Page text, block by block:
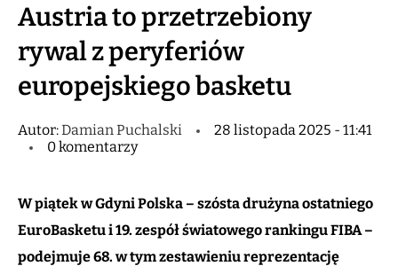
Austria to przetrzebiony
rywal z peryferiów
europejskiego basketu
Autor:Damian Puchalski
28 listopada 2025 - 11:41
0 komentarzy
W piątek w Gdyni Polska – szósta drużyna ostatniego
EuroBasketu i 19. zespół światowego rankingu FIBA –
podejmuje 68. w tym zestawieniu reprezentację